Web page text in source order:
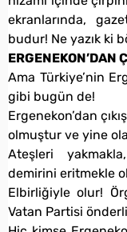
ekranlarında,
budur! Ne yazık ki
ERGENEKON’DAN
Ama Türkiye’nin
gibi bugün de!
Ergenekon’dan
olmuştur ve yine
Ateşleri
demirini eritmekle
Elbirliğiyle olur!
Vatan Partisi